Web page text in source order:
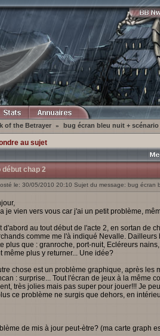
of the Betrayer » bug écran bleu nuit +
au sujet
chap 2
le: 30/05/2010 20:10 Sujet du message: bug écran
je vien vers vous car j'ai un petit problème,
d'abord au tout début de l'acte 2, en sortan de
comme me l'à indiqué Nevalle.
plus que : granroche, port-nuit, Ecléreurs
même plus y returner... Une idée?
chose est un problème graphique, après les
: surprise... Tout l'écran de jeux à la même
très jolies mais pas super pour jouer!!! Je
ce problème ne surgis que dehors, en
de mis à jour peut-ètre? (ma carte graph